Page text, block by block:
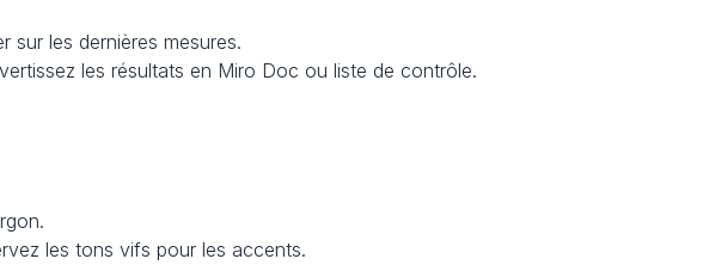
sur les dernières mesures.
les résultats en Miro Doc ou liste de contrôle.
les tons vifs pour les accents.